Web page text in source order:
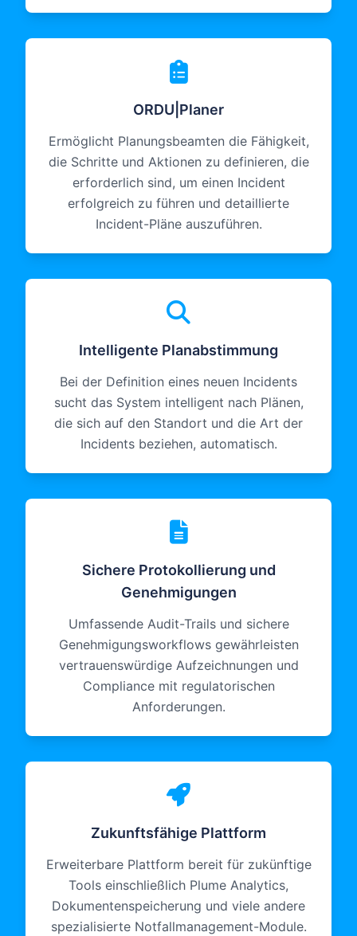
ORDU|Planer
Ermöglicht Planungsbeamten die Fähigkeit,
die Schritte und Aktionen zu definieren, die
erforderlich sind, um einen Incident
erfolgreich zu führen und detaillierte
Incident-Pläne auszuführen.
Intelligente Planabstimmung
Bei der Definition eines neuen Incidents
sucht das System intelligent nach Plänen,
die sich auf den Standort und die Art der
Incidents beziehen, automatisch.
Sichere Protokollierung und
Genehmigungen
Umfassende Audit-Trails und sichere
Genehmigungsworkflows gewährleisten
vertrauenswürdige Aufzeichnungen und
Compliance mit regulatorischen
Anforderungen.
Zukunftsfähige Plattform
Erweiterbare Plattform bereit für zukünftige
Tools einschließlich Plume Analytics,
Dokumentenspeicherung und viele andere
spezialisierte Notfallmanagement-Module.